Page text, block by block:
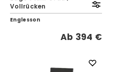
Vollrücken
Englesson
Ab 394 €